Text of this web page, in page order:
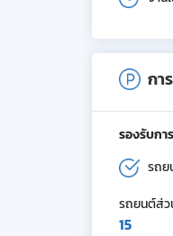
กา
รองรับกา
รถ
รถยนต์ส่
15